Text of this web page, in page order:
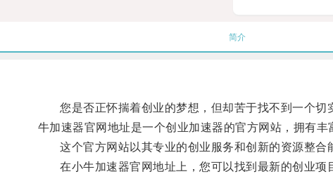
简介
您是否正怀揣着创业的梦想，但却苦于找不到一个切
牛加速器官网地址是一个创业加速器的官方网站，拥有
这个官方网站以其专业的创业服务和创新的资源整合
在小牛加速器官网地址上，您可以找到最新的创业项